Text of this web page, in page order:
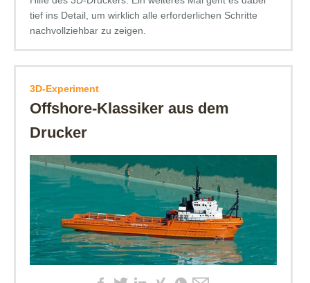
tief ins Detail, um wirklich alle erforderlichen Schritte
nachvollziehbar zu zeigen.
3D-Experiment
Offshore-Klassiker aus dem
Drucker